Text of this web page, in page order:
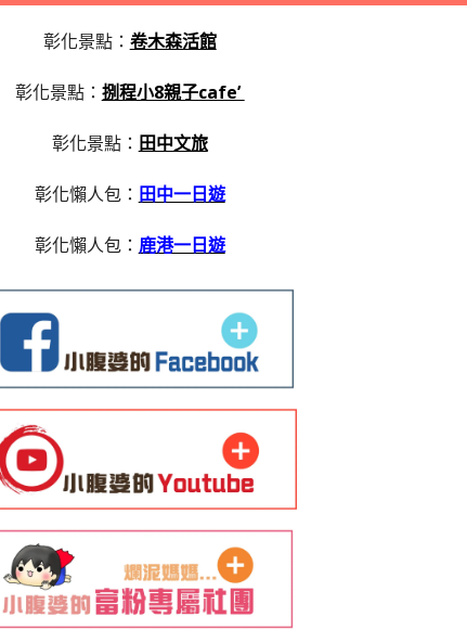
彰化景點： 卷木森活館
彰化景點： 捌程小8親子cafe’
彰化景點： 田中文旅
彰化懶人包： 田中一日遊
彰化懶人包： 鹿港一日遊